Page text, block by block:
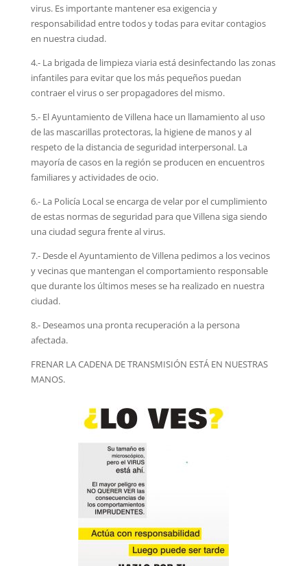
virus. Es importante mantener esa exigencia y
responsabilidad entre todos y todas para evitar contagios
en nuestra ciudad.
4.- La brigada de limpieza viaria está desinfectando las zonas
infantiles para evitar que los más pequeños puedan
contraer el virus o ser propagadores del mismo.
5.- El Ayuntamiento de Villena hace un llamamiento al uso
de las mascarillas protectoras, la higiene de manos y al
respeto de la distancia de seguridad interpersonal. La
mayoría de casos en la región se producen en encuentros
familiares y actividades de ocio.
6.- La Policía Local se encarga de velar por el cumplimiento
de estas normas de seguridad para que Villena siga siendo
una ciudad segura frente al virus.
7.- Desde el Ayuntamiento de Villena pedimos a los vecinos
y vecinas que mantengan el comportamiento responsable
que durante los últimos meses se ha realizado en nuestra
ciudad.
8.- Deseamos una pronta recuperación a la persona
afectada.
FRENAR LA CADENA DE TRANSMISIÓN ESTÁ EN NUESTRAS
MANOS.